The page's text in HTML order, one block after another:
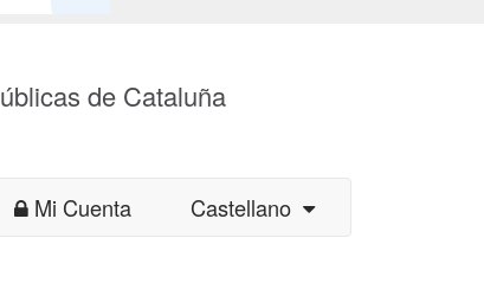
de Cataluña
Mi Cuenta Castellano